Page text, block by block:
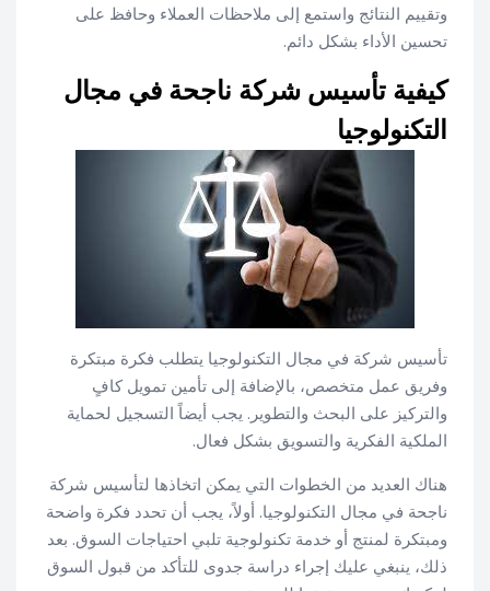
وتقييم النتائج واستمع إلى ملاحظات العملاء وحافظ على
تحسين الأداء بشكل دائم.
كيفية تأسيس شركة ناجحة في مجال
التكنولوجيا
تأسيس شركة في مجال التكنولوجيا يتطلب فكرة مبتكرة
وفريق عمل متخصص، بالإضافة إلى تأمين تمويل كافٍ
والتركيز على البحث والتطوير. يجب أيضاً التسجيل لحماية
الملكية الفكرية والتسويق بشكل فعال.
هناك العديد من الخطوات التي يمكن اتخاذها لتأسيس شركة
ناجحة في مجال التكنولوجيا. أولاً، يجب أن تحدد فكرة واضحة
ومبتكرة لمنتج أو خدمة تكنولوجية تلبي احتياجات السوق. بعد
ذلك، ينبغي عليك إجراء دراسة جدوى للتأكد من قبول السوق